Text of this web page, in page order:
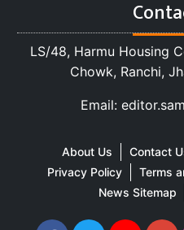
LS/48, Harmu Housing
Chowk, Ranchi,
Email:
About Us Contact
Privacy Policy
Terms
News Sitemap